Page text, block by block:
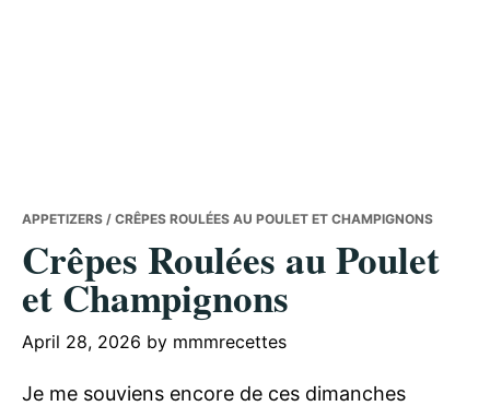
APPETIZERS / CRÊPES ROULÉES AU POULET ET CHAMPIGNONS
Crêpes Roulées au Poulet
et Champignons
April 28, 2026 by mmmrecettes
Je me souviens encore de ces dimanches